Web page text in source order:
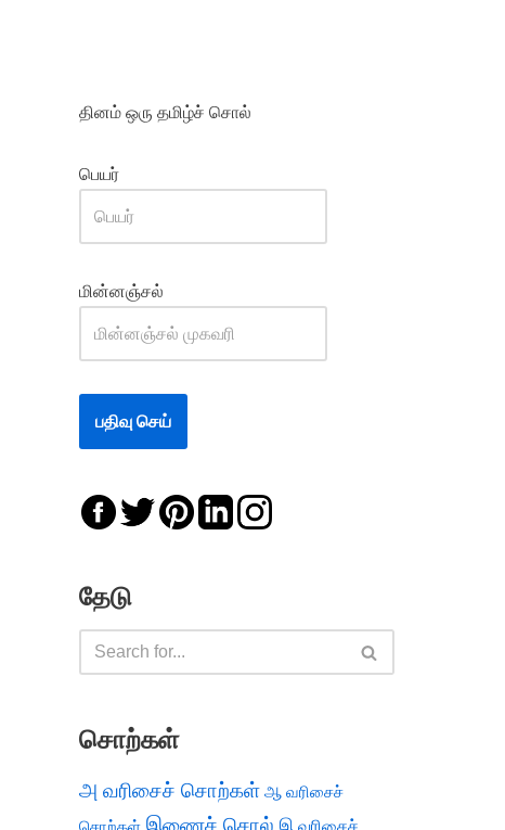
தினம் ஒரு தமிழ்ச் சொல்
பெயர்
மின்னஞ்சல்
தேடு
சொற்கள்
அ வரிசைச் சொற்கள் ஆ வரிசைச்
இணைச் சொல் இ வரிசைச்